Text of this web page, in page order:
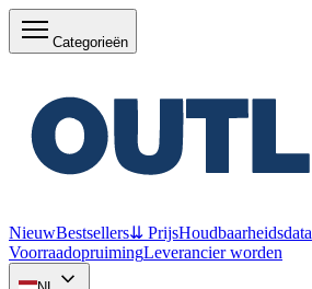
Categorieën
NieuwBestsellers⇊ PrijsHoudbaarheidsdata
VoorraadopruimingLeverancier worden